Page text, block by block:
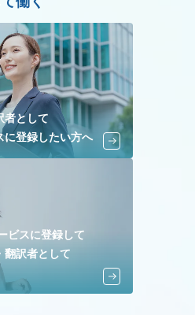
者として
に登録したい方へ
ビスに登録して
翻訳者として